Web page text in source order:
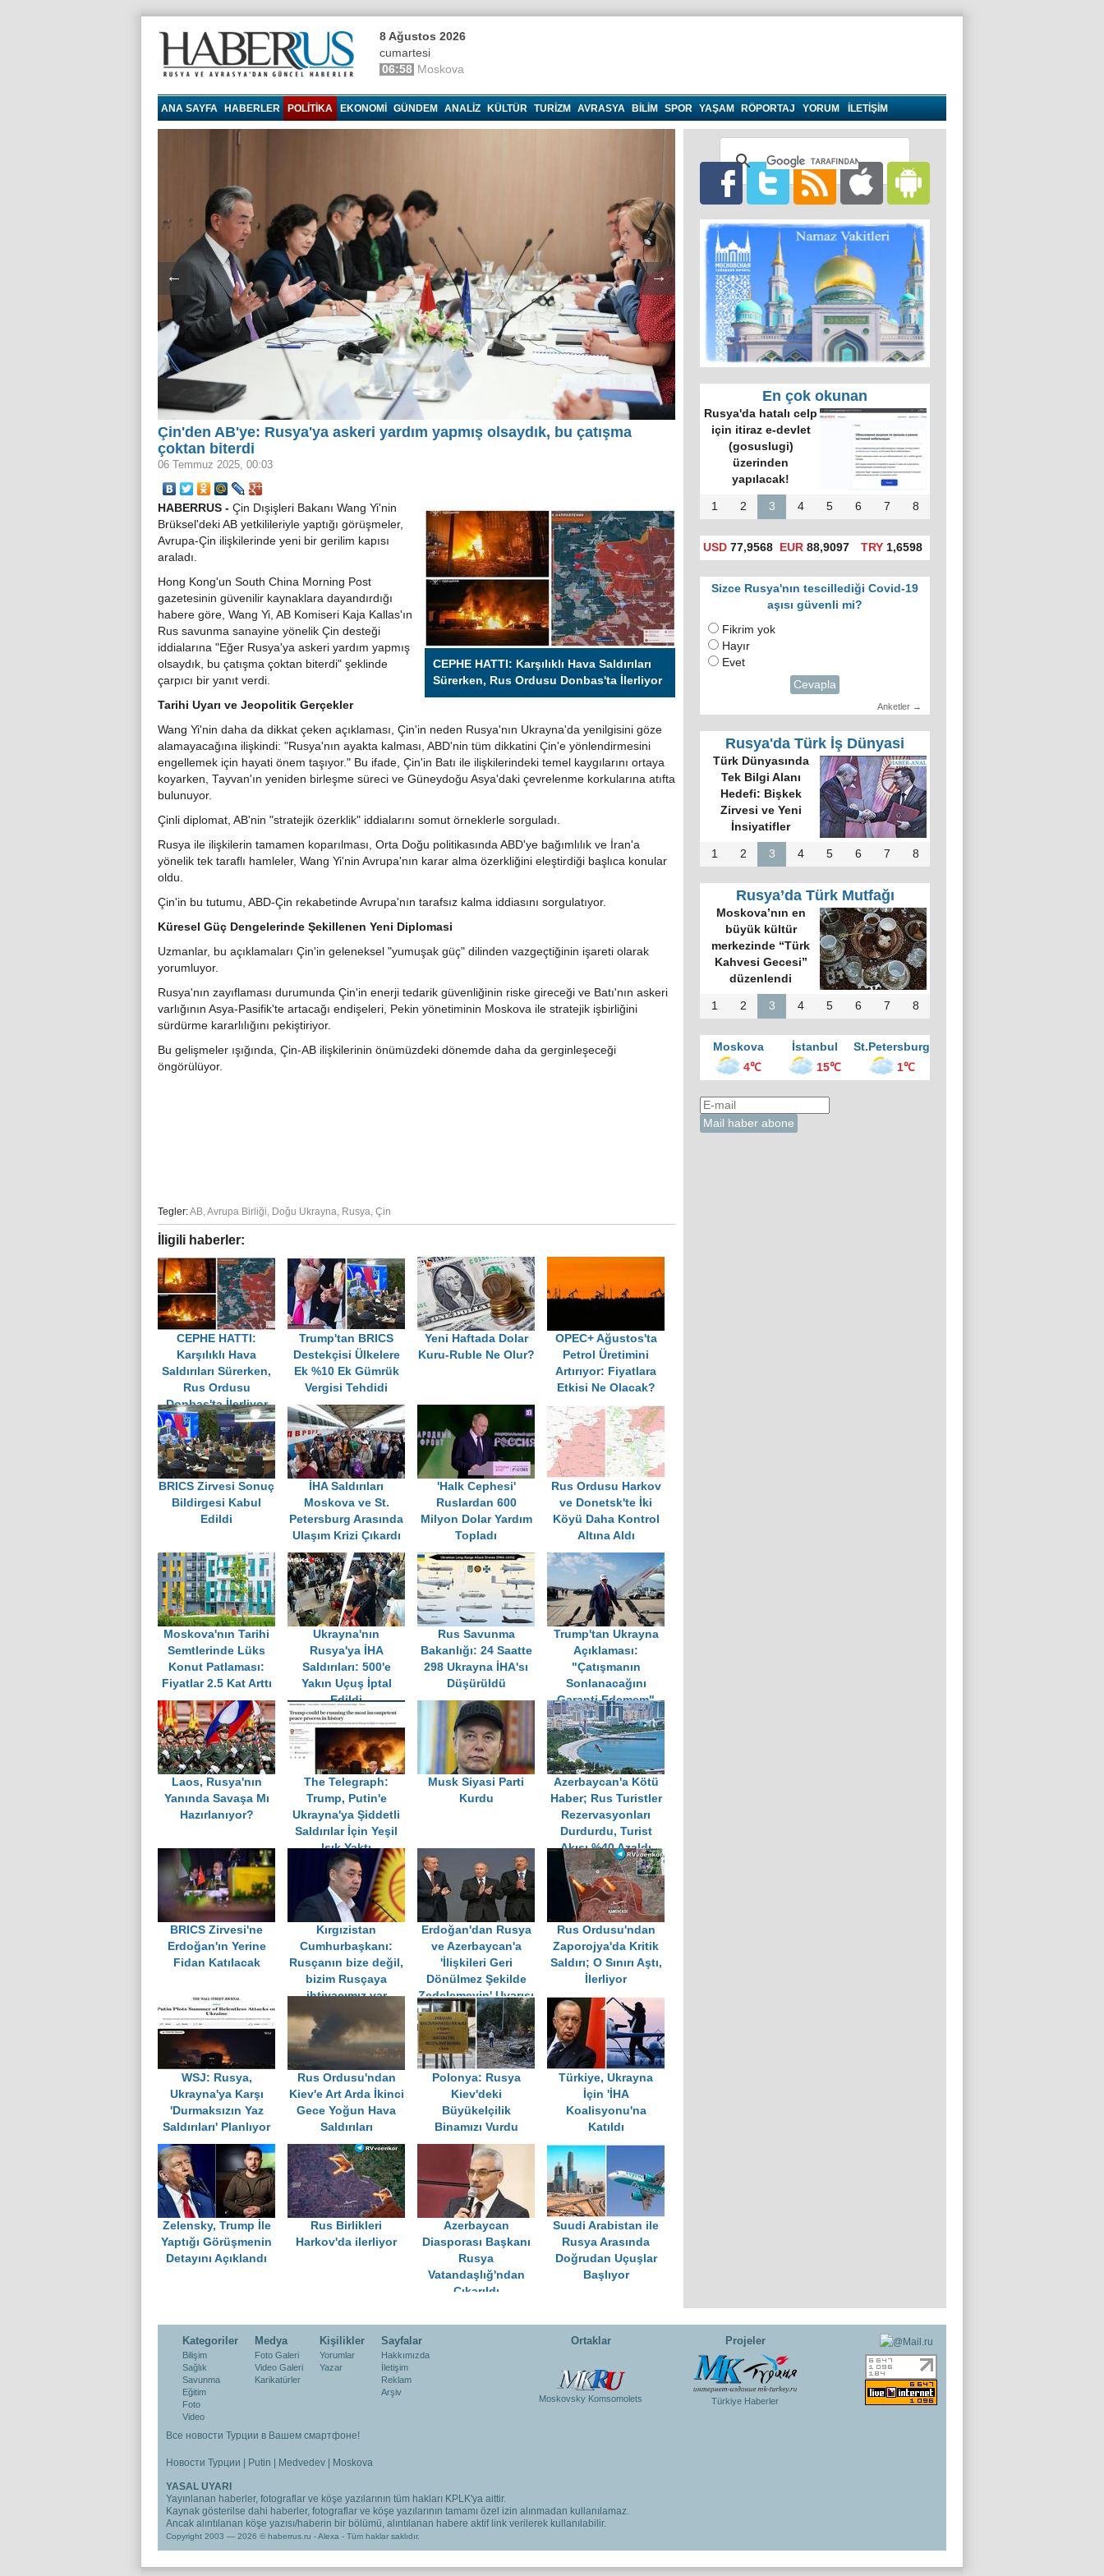
8 Ağustos 2026
cumartesi
06:58 Moskova
ANA SAYFA HABERLER POLITIKA EKONOMI GÜNDEM ANALIZ KÜLTÜR TURIZM AVRASYA BILIM SPOR YAŞAM RÖPORTAJ YORUM İLETİŞİM
← →
Çin'den AB'ye: Rusya'ya askeri yardım yapmış olsaydık, bu çatışma
çoktan biterdi
06 Temmuz 2025, 00:03
CEPHE HATTI: Karşılıklı Hava Saldırıları
Sürerken, Rus Ordusu Donbas'ta İlerliyor
HABERRUS - Çin Dışişleri Bakanı Wang Yi'nin
Brüksel'deki AB yetkilileriyle yaptığı görüşmeler,
Avrupa-Çin ilişkilerinde yeni bir gerilim kapısı
araladı.
Hong Kong'un South China Morning Post
gazetesinin güvenilir kaynaklara dayandırdığı
habere göre, Wang Yi, AB Komiseri Kaja Kallas'ın
Rus savunma sanayine yönelik Çin desteği
iddialarına "Eğer Rusya'ya askeri yardım yapmış
olsaydık, bu çatışma çoktan biterdi" şeklinde
çarpıcı bir yanıt verdi.
Tarihi Uyarı ve Jeopolitik Gerçekler
Wang Yi'nin daha da dikkat çeken açıklaması, Çin'in neden Rusya'nın Ukrayna'da yenilgisini göze
alamayacağına ilişkindi: "Rusya'nın ayakta kalması, ABD'nin tüm dikkatini Çin'e yönlendirmesini
engellemek için hayati önem taşıyor." Bu ifade, Çin'in Batı ile ilişkilerindeki temel kaygılarını ortaya
koyarken, Tayvan'ın yeniden birleşme süreci ve Güneydoğu Asya'daki çevrelenme korkularına atıfta
bulunuyor.
Çinli diplomat, AB'nin "stratejik özerklik" iddialarını somut örneklerle sorguladı.
Rusya ile ilişkilerin tamamen koparılması, Orta Doğu politikasında ABD'ye bağımlılık ve İran'a
yönelik tek taraflı hamleler, Wang Yi'nin Avrupa'nın karar alma özerkliğini eleştirdiği başlıca konular
oldu.
Çin'in bu tutumu, ABD-Çin rekabetinde Avrupa'nın tarafsız kalma iddiasını sorgulatıyor.
Küresel Güç Dengelerinde Şekillenen Yeni Diplomasi
Uzmanlar, bu açıklamaları Çin'in geleneksel "yumuşak güç" dilinden vazgeçtiğinin işareti olarak
yorumluyor.
Rusya'nın zayıflaması durumunda Çin'in enerji tedarik güvenliğinin riske gireceği ve Batı'nın askeri
varlığının Asya-Pasifik'te artacağı endişeleri, Pekin yönetiminin Moskova ile stratejik işbirliğini
sürdürme kararlılığını pekiştiriyor.
Bu gelişmeler ışığında, Çin-AB ilişkilerinin önümüzdeki dönemde daha da gerginleşeceği
öngörülüyor.
Tegler:AB,Avrupa Birliği, Doğu Ukrayna, Rusya, Çin
İligili haberler:
CEPHE HATTI:
Karşılıklı Hava
Saldırıları Sürerken,
Rus Ordusu
Donbas'ta İlerliyor
Trump'tan BRICS
Destekçisi Ülkelere
Ek %10 Ek Gümrük
Vergisi Tehdidi
Yeni Haftada Dolar
Kuru-Ruble Ne Olur?
OPEC+ Ağustos'ta
Petrol Üretimini
Artırıyor: Fiyatlara
Etkisi Ne Olacak?
BRICS Zirvesi Sonuç
Bildirgesi Kabul
Edildi
İHA Saldırıları
Moskova ve St.
Petersburg Arasında
Ulaşım Krizi Çıkardı
'Halk Cephesi'
Ruslardan 600
Milyon Dolar Yardım
Topladı
Rus Ordusu Harkov
ve Donetsk'te İki
Köyü Daha Kontrol
Altına Aldı
Moskova'nın Tarihi
Semtlerinde Lüks
Konut Patlaması:
Fiyatlar 2.5 Kat Arttı
Ukrayna'nın
Rusya'ya İHA
Saldırıları: 500'e
Yakın Uçuş İptal
Edildi
Rus Savunma
Bakanlığı: 24 Saatte
298 Ukrayna İHA'sı
Düşürüldü
Trump'tan Ukrayna
Açıklaması:
"Çatışmanın
Sonlanacağını
Garanti Edemem"
Laos, Rusya'nın
Yanında Savaşa Mı
Hazırlanıyor?
The Telegraph:
Trump, Putin'e
Ukrayna'ya Şiddetli
Saldırılar İçin Yeşil
Işık Yaktı
Musk Siyasi Parti
Kurdu
Azerbaycan'a Kötü
Haber; Rus Turistler
Rezervasyonları
Durdurdu, Turist
Akışı %40 Azaldı
BRICS Zirvesi'ne
Erdoğan'ın Yerine
Fidan Katılacak
Kırgızistan
Cumhurbaşkanı:
Rusçanın bize değil,
bizim Rusçaya
ihtiyacımız var
Erdoğan'dan Rusya
ve Azerbaycan'a
'İlişkileri Geri
Dönülmez Şekilde
Zedelemeyin' Uyarısı
Rus Ordusu'ndan
Zaporojya'da Kritik
Saldırı; O Sınırı Aştı,
İlerliyor
WSJ: Rusya,
Ukrayna'ya Karşı
'Durmaksızın Yaz
Saldırıları' Planlıyor
Rus Ordusu'ndan
Kiev'e Art Arda İkinci
Gece Yoğun Hava
Saldırıları
Polonya: Rusya
Kiev'deki
Büyükelçilik
Binamızı Vurdu
Türkiye, Ukrayna
İçin 'İHA
Koalisyonu'na
Katıldı
Zelensky, Trump İle
Yaptığı Görüşmenin
Detayını Açıklandı
Rus Birlikleri
Harkov'da ilerliyor
Azerbaycan
Diasporası Başkanı
Rusya
Vatandaşlığ'ndan
Çıkarıldı
Suudi Arabistan ile
Rusya Arasında
Doğrudan Uçuşlar
Başlıyor
En çok okunan
Rusya'da hatalı celp
için itiraz e-devlet
(gosuslugi)
üzerinden
yapılacak!
1 2 3 4 5 6 7 8
USD 77,9568 EUR 88,9097 TRY1,6598
Sizce Rusya'nın tescillediği Covid-19
aşısı güvenli mi?
Fikrim yok
Hayır
Evet
Cevapla
Anketler →
Rusya'da Türk İş Dünyasi
Türk Dünyasında
Tek Bilgi Alanı
Hedefi: Bişkek
Zirvesi ve Yeni
İnsiyatifler
1 2 3 4 5 6 7 8
Rusya’da Türk Mutfağı
Moskova’nın en
büyük kültür
merkezinde “Türk
Kahvesi Gecesi”
düzenlendi
1 2 3 4 5 6 7 8
Moskova İstanbul
St.Petersburg
4℃
15℃ 1℃
Kategoriler
Bilişim
Sağlık
Savunma
Eğitim
Foto
Video
Medya
Foto Galeri
Video Galeri
Karikatürler
Kişilikler
Yorumlar
Yazar
Sayfalar
Hakkımızda
İletişim
Reklam
Arşiv
Ortaklar
Moskovsky Komsomolets
Projeler
Türkiye Haberler
Все новости Турции в Вашем смартфоне!
Новости Турции | Putin | Medvedev | Moskova
YASAL UYARI
Yayınlanan haberler, fotograflar ve köşe yazılarının tüm hakları KPLK'ya aittir.
Kaynak gösterilse dahi haberler, fotograflar ve köşe yazılarının tamamı özel izin alınmadan kullanılamaz.
Ancak alıntılanan köşe yazısı/haberin bir bölümü, alıntılanan habere aktif link verilerek kullanılabilir.
Copyright 2003 — 2026 © haberrus.ru -Alexa - Tüm haklar saklıdır.